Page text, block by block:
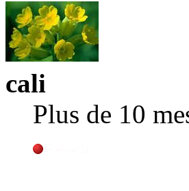
cali
Plus de 10